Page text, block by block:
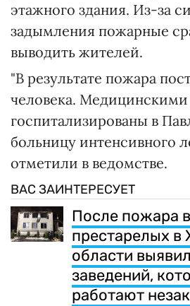
этажного здания. Из-за
задымления пожарные
выводить жителей.
"В результате пожара
человека.
госпитализированы в
больницу интенсивного
отметили в ведомстве.
ВАС ЗАИНТЕРЕСУЕТ
После пожара
престарелых в
области
заведений,
работают